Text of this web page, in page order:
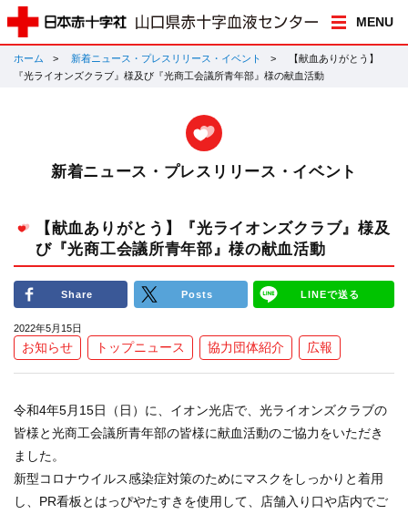
MENU
ホーム 新着ニュース・プレスリリース・イベント
【献血ありがとう】
『光ライオンズクラブ』様及び『光商工会議所青年部』様の献血活動
新着ニュース・プレスリリース・イベント
【献血ありがとう】『光ライオンズクラブ』様及
び『光商工会議所青年部』様の献血活動
Share Posts LINEで送る
2022年5月15日
お知らせ トップニュース 協力団体紹介 広報
令和4年5月15日（日）に、イオン光店で、光ライオンズクラブの
皆様と光商工会議所青年部の皆様に献血活動のご協力をいただき
ました。
新型コロナウイルス感染症対策のためにマスクをしっかりと着用
し、PR看板とはっぴやたすきを使用して、店舗入り口や店内でご